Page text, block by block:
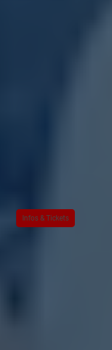
Infos & Tickets
GmbH